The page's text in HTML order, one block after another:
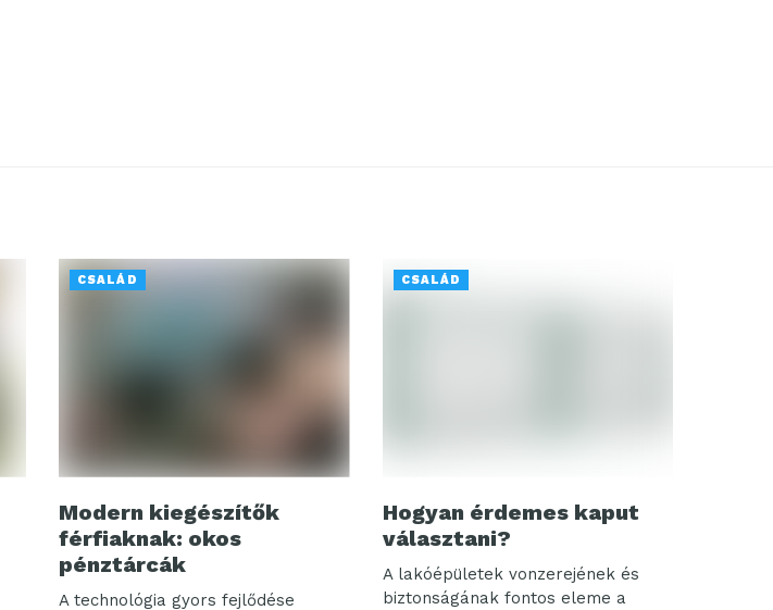
CSALÁD
Modern kiegészítők
férfiaknak: okos
pénztárcák
A technológia gyors fejlődése
CSALÁD
Hogyan érdemes kaput
választani?
A lakóépületek vonzerejének és
biztonságának fontos eleme a